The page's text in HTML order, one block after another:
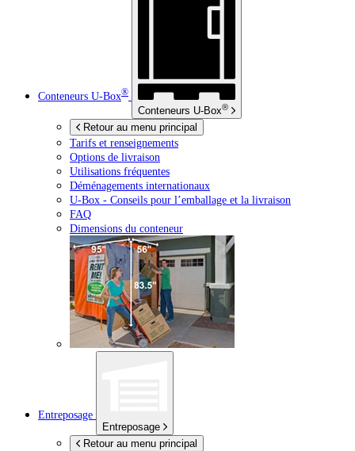
Conteneurs U-Box®
Conteneurs U-Box®
Retour au menu principal
Tarifs et renseignements
Options de livraison
Utilisations fréquentes
Déménagements internationaux
U-Box - Conseils pour l’emballage et la livraison
FAQ
Dimensions du conteneur
Entreposage
Entreposage
Retour au menu principal